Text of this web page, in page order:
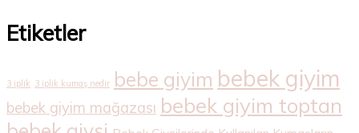
Etiketler
3 iplik 3 iplik kumaş nedir bebe giyim bebek giyim
bebek giyim mağazası bebek giyim toptan